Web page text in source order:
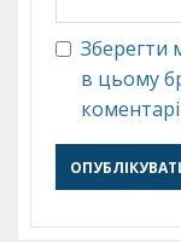
Зберегти
в цьому